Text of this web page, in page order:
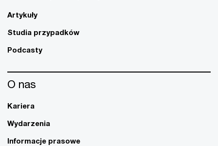
Artykuły
Studia przypadków
Podcasty
O nas
Kariera
Wydarzenia
Informacje prasowe